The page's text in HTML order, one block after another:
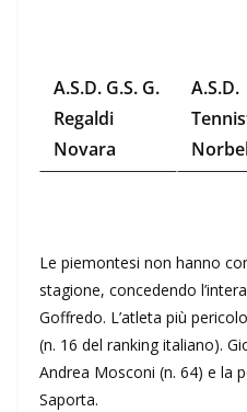
A.S.D. G.S. G.
Regaldi
Novara
A.S.D.
Le piemontesi non hanno
stagione, concedendo
Goffredo. L’atleta più
(n. 16 del ranking italiano).
Andrea Mosconi (n. 64) e la
Saporta.